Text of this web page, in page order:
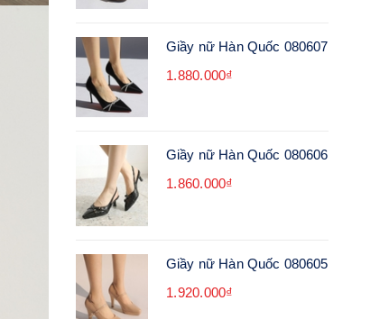
Giầy nữ Hàn Quốc 080607
1.880.000₫
Giầy nữ Hàn Quốc 080606
1.860.000₫
Giầy nữ Hàn Quốc 080605
1.920.000₫